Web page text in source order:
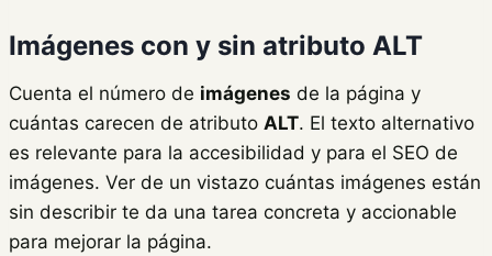
Imágenes con y sin atributo ALT
Cuenta el número de imágenes de la página y
cuántas carecen de atributo ALT. El texto alternativo
es relevante para la accesibilidad y para el SEO de
imágenes. Ver de un vistazo cuántas imágenes están
sin describir te da una tarea concreta y accionable
para mejorar la página.